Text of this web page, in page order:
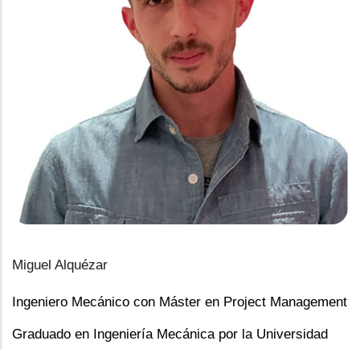
Miguel Alquézar
Ingeniero Mecánico con Máster en Project Management
Graduado en Ingeniería Mecánica por la Universidad